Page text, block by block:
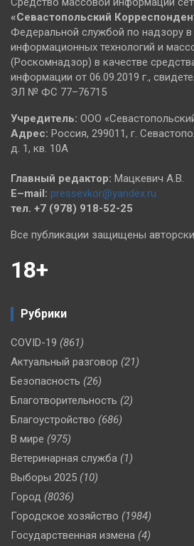
«Севастопольский
Федеральной службой по надзору в
информационных технологий и
(Роскомнадзор) в качестве
информации от 06.09.2019 г.,
ЭЛ № ФС 77–76715
Учредитель: ООО
Адрес: Россия, 299011, г.
д. 1, кв. 10А
Главный редактор: Мацкевич А.В.
E–mail: pressevkor@yandex.ru
тел. +7 (978) 918-52-25
Все публикации защищены
18+
Рубрики
COVID-19 (861)
Актуальный разговор (21)
Безопасность (26)
Благотворительность (2)
Благоустройство (686)
В мире (975)
Ветеринарная служба (1)
Выборы 2025 (10)
Город (8036)
Городское хозяйство (1984)
Государственная измена (4)